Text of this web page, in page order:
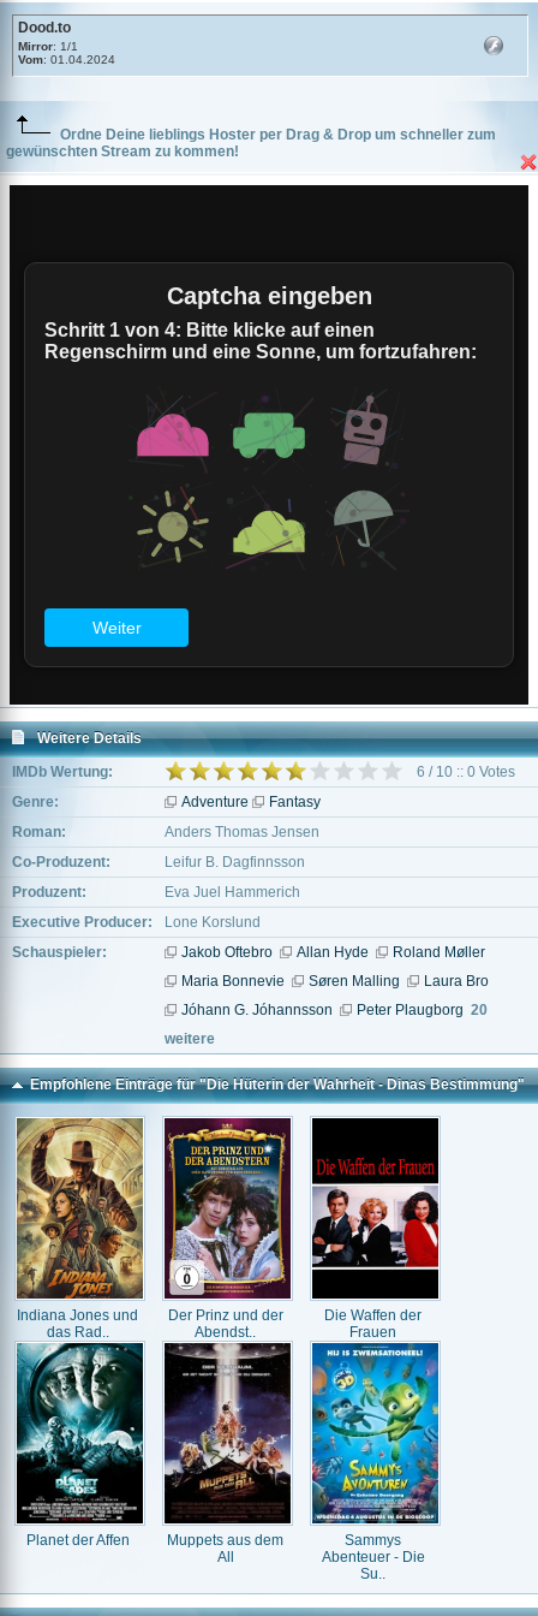
Dood.to
Mirror: 1/1
Vom: 01.04.2024
Ordne Deine lieblings Hoster per Drag & Drop um schneller zum
gewünschten Stream zu kommen!
Weitere Details
IMDb Wertung:
6 / 10 :: 0 Votes
Genre:
Adventure
Fantasy
Roman:
Anders Thomas Jensen
Co-Produzent:
Leifur B. Dagfinnsson
Produzent:
Eva Juel Hammerich
Executive Producer:
Lone Korslund
Schauspieler:
Jakob Oftebro Allan Hyde
Roland Møller
Maria Bonnevie
Søren Malling
Laura Bro
Jóhann G. Jóhannsson
Peter Plaugborg 20
weitere
Empfohlene Einträge für "Die Hüterin der Wahrheit - Dinas Bestimmung"
Indiana Jones und
das Rad..
Der Prinz und der
Abendst..
Die Waffen der
Frauen
Planet der Affen
Muppets aus dem
All
Sammys
Abenteuer - Die
Su..